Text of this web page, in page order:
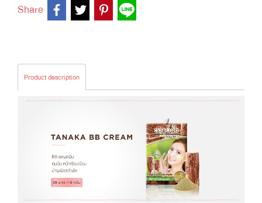
Share
Product description